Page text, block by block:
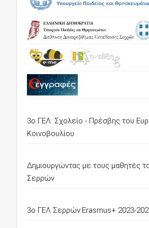
3ο ΓΕΛ: Σχολείο - Πρέσβης του
Κοινοβουλίου
Δημιουργώντας με τους μαθητές
Σερρών
3o ΓΕΛ Σερρών:Erasmus+ 2023-